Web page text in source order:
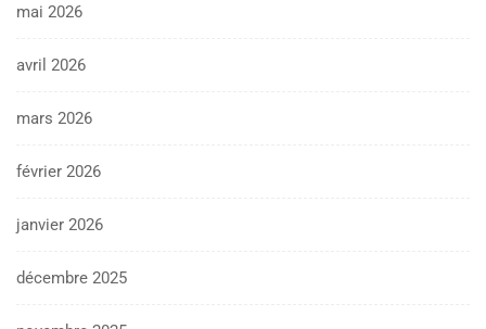
mai 2026
avril 2026
mars 2026
février 2026
janvier 2026
décembre 2025